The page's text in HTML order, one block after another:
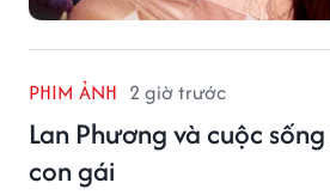
PHIM ẢNH 2 giờ trước
Lan Phương và cuộc
con gái